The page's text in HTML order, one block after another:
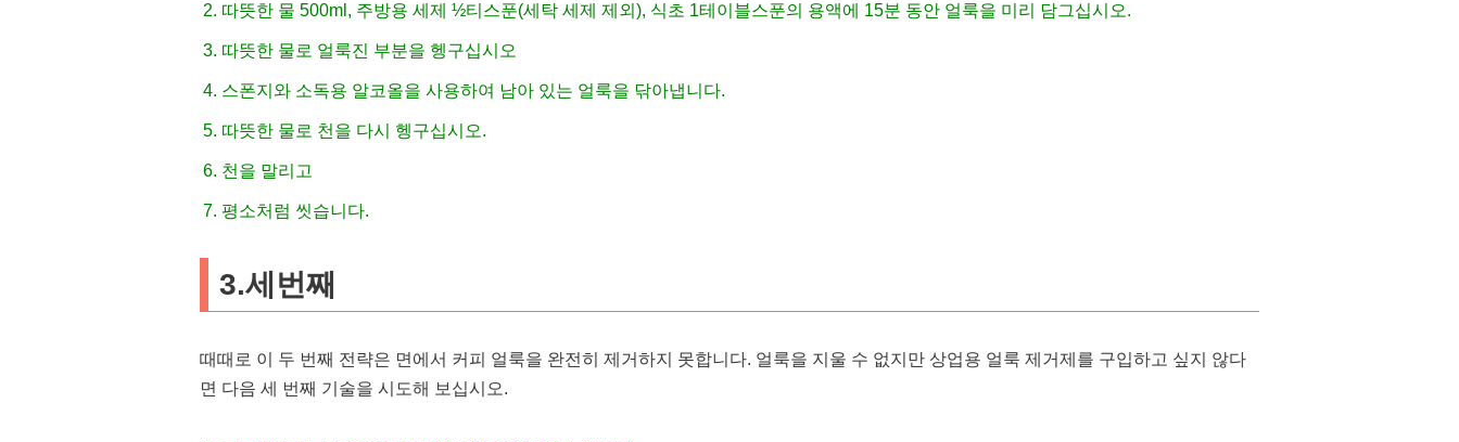
따뜻한 물 500ml, 주방용 세제 ½티스푼(세탁 세제 제외), 식초 1테이블스푼의 용액에 15분 동안 얼룩을 미리 담그십시오.
따뜻한 물로 얼룩진 부분을 헹구십시오
스폰지와 소독용 알코올을 사용하여 남아 있는 얼룩을 닦아냅니다.
따뜻한 물로 천을 다시 헹구십시오.
천을 말리고
평소처럼 씻습니다.
3.세번째
때때로 이 두 번째 전략은 면에서 커피 얼룩을 완전히 제거하지 못합니다. 얼룩을 지울 수 없지만 상업용 얼룩 제거제를 구입하고 싶지 않다
면 다음 세 번째 기술을 시도해 보십시오.